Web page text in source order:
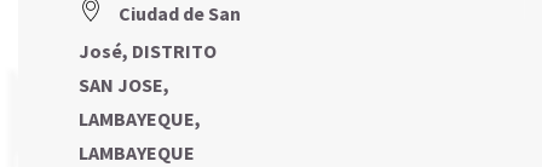
Ciudad de San
José, DISTRITO
SAN JOSE,
LAMBAYEQUE,
LAMBAYEQUE